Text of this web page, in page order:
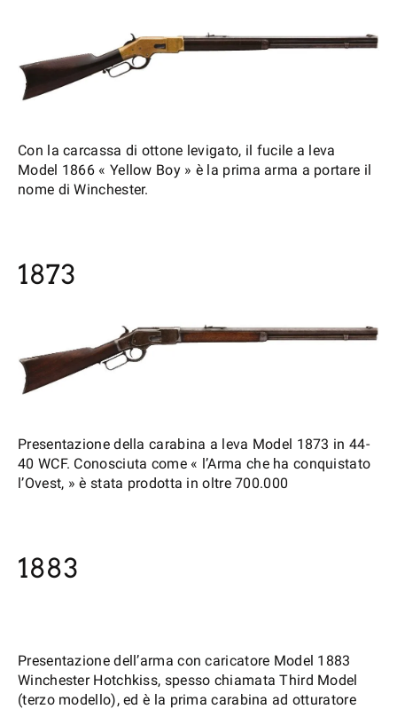
Con la carcassa di ottone levigato, il fucile a leva
Model 1866 « Yellow Boy » è la prima arma a portare il
nome di Winchester.
1873
Presentazione della carabina a leva Model 1873 in 44-
40 WCF. Conosciuta come « l’Arma che ha conquistato
l’Ovest, » è stata prodotta in oltre 700.000
1883
Presentazione dell’arma con caricatore Model 1883
Winchester Hotchkiss, spesso chiamata Third Model
(terzo modello), ed è la prima carabina ad otturatore